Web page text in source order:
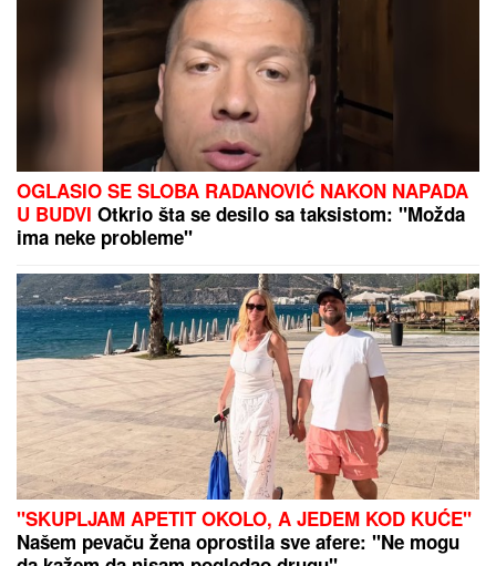
SKANDAL U ISTANBULU!
za 50.000 EVRA: Nasela na prevaru devojke iz Crne
Gore